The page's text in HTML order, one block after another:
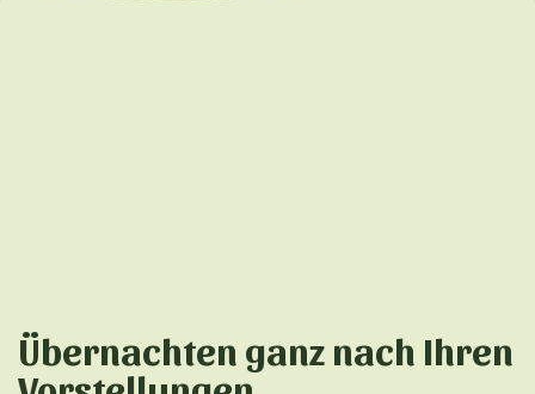
Übernachten ganz nach Ihren